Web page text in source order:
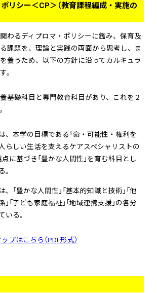
リシー＜CP＞（教育課程編成・実施の
わるディプロマ・ポリシーに鑑み、保育及
課題を、理論と実践の両面から思考し、ま
養うため、以下の方針に沿ってカルキュラ
。
基礎科目と専門教育科目があり、これを２
、本学の目標である「命・可能性・権利を
らしい生活を支えるケアスペシャリストの
点に基づき「豊かな人間性」を育む科目とし
。
「豊かな人間性」「基本的知識と技術」「他
「子ども家庭福祉」「地域連携支援」の各分
いる。
プはこちら（PDF形式）